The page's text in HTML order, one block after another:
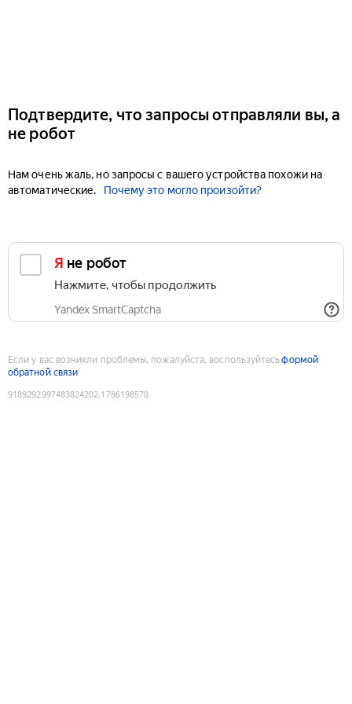
Подтвердите, что запросы отправляли вы, а
не робот
Нам очень жаль, но запросы с вашего устройства похожи на
автоматические.
Почему это могло произойти?
Я не робот
Нажмите, чтобы продолжить
Yandex SmartCaptcha
Если у вас возникли проблемы, пожалуйста, воспользуйтесьформой
обратной связи
9189292997483824202:1786198578